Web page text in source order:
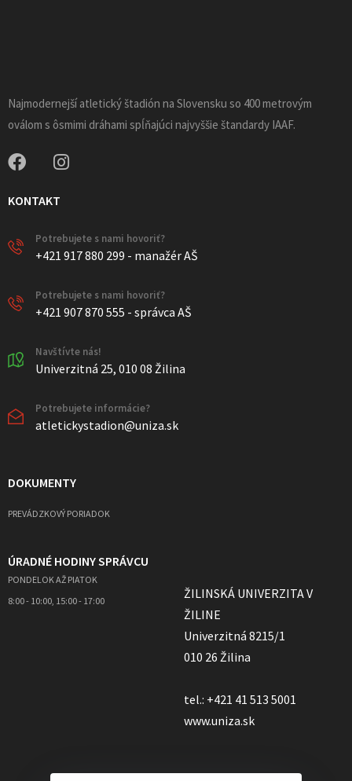
Najmodernejší atletický štadión na Slovensku so 400 metrovým
oválom s ôsmimi dráhami spĺňajúci najvyššie štandardy IAAF.
KONTAKT
Potrebujete s nami hovoriť?
+421 917 880 299 - manažér AŠ
Potrebujete s nami hovoriť?
+421 907 870 555 - správca AŠ
Navštívte nás!
Univerzitná 25, 010 08 Žilina
Potrebujete informácie?
atletickystadion@uniza.sk
DOKUMENTY
PREVÁDZKOVÝ PORIADOK
ÚRADNÉ HODINY SPRÁVCU
PONDELOK AŽ PIATOK
8:00 - 10:00, 15:00 - 17:00
ŽILINSKÁ UNIVERZITA V
ŽILINE
Univerzitná 8215/1
010 26 Žilina
tel.: +421 41 513 5001
www.uniza.sk